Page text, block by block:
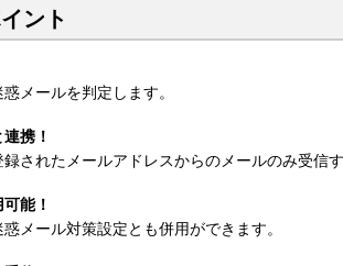
ント
メールを判定します。
携！
されたメールアドレスからのメールのみ受信
能！
メール対策設定とも併用ができます。